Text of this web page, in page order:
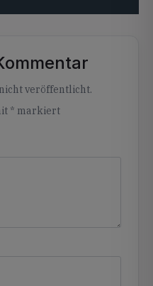
veröffentlicht.
* markiert